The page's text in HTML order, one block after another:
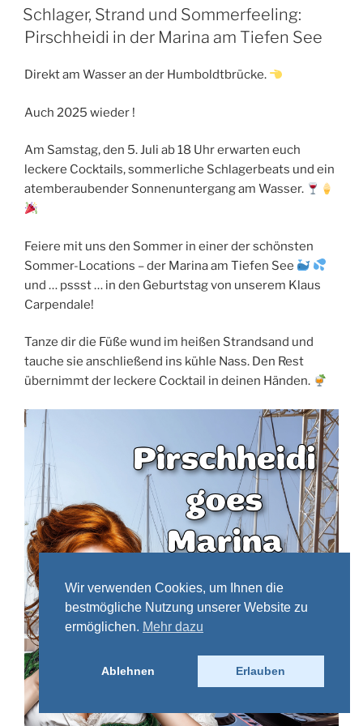
AM
Schlager, Strand und Sommerfeeling:
Pirschheidi in der Marina am Tiefen See
Direkt am Wasser an der Humboldtbrücke.
Auch 2025 wieder !
Am Samstag, den 5. Juli ab 18 Uhr erwarten euch
leckere Cocktails, sommerliche Schlagerbeats und ein
atemberaubender Sonnenuntergang am Wasser.
Feiere mit uns den Sommer in einer der schönsten
Sommer-Locations – der Marina am Tiefen See
und … pssst … in den Geburtstag von unserem Klaus
Carpendale!
Tanze dir die Füße wund im heißen Strandsand und
tauche sie anschließend ins kühle Nass. Den Rest
übernimmt der leckere Cocktail in deinen Händen.
Wir verwenden Cookies, um Ihnen die
bestmögliche Nutzung unserer Website zu
ermöglichen. Mehr dazu
Ablehnen Erlauben